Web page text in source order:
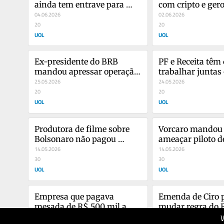
ainda tem entrave para
fechar valor a ser devolvido
04.06.2026
20
UOL
com cripto e
com os EUA
02.06.2026
20
UOL
Ex-presidente do BRB
mandou apressar operação
com Master e maquiar
contas
25.05.2026
20
UOL
PF e Receita têm
trabalhar juntas
preservar provas,
diretor da PF
24.05.2026
20
UOL
Produtora de filme sobre
Bolsonaro não pagou
locação de R$ 5.000 em café
14.05.2026
30
UOL
Vorcaro
ameaçar piloto
chefe de cozinha,
14.05.2026
30
UOL
Empresa que pagava
mesada de R$ 500 mil a
Emenda de Ciro
mudar regra do
redigida pelo